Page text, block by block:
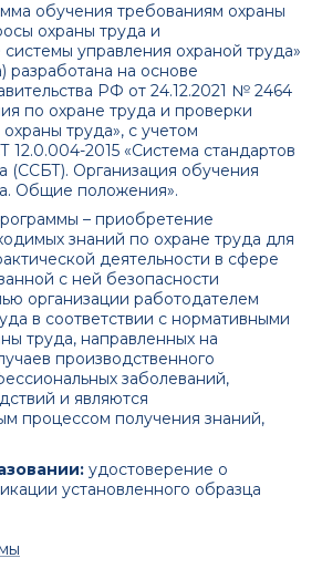
обучения требованиям охраны
охраны труда и
управления охраной труда»
разработана на основе
РФ от 24.12.2021 № 2464
по охране труда и проверки
труда», с учетом
2015 «Система стандартов
(ССБТ). Организация обучения
Общие положения».
– приобретение
знаний по охране труда для
деятельности в сфере
с ней безопасности
организации работодателем
в соответствии с нормативными
труда, направленных на
производственного
заболеваний,
и являются
процессом получения знаний,
удостоверение о
установленного образца